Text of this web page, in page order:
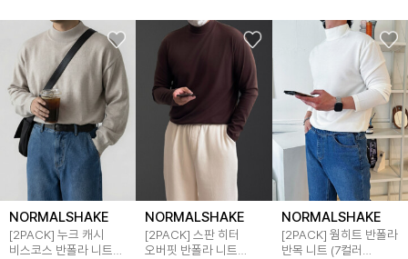
NORMALSHAKE
[2PACK] 누크 캐시
비스코스 반폴라 니트
NORMALSHAKE
[2PACK] 스판 히터
오버핏 반폴라 니트
NORMALSHAKE
[2PACK] 웜히트 반폴라
반목 니트 (7컬러